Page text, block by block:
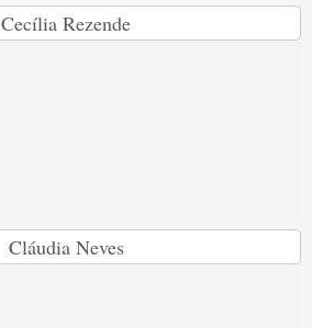
Cecília Rezende
Cláudia Neves